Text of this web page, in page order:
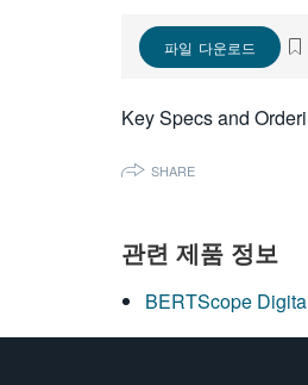
파일 다운로드
Key Specs and
SHARE
관련 제품 정보
BERTScope